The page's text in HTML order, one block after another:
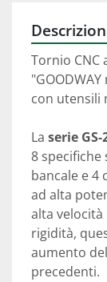
Tornio CNC
"GOODWAY
con utensili
La serie GS-
8 specifiche
bancale e 4
ad alta
alta
rigidità,
aumento
precedenti.